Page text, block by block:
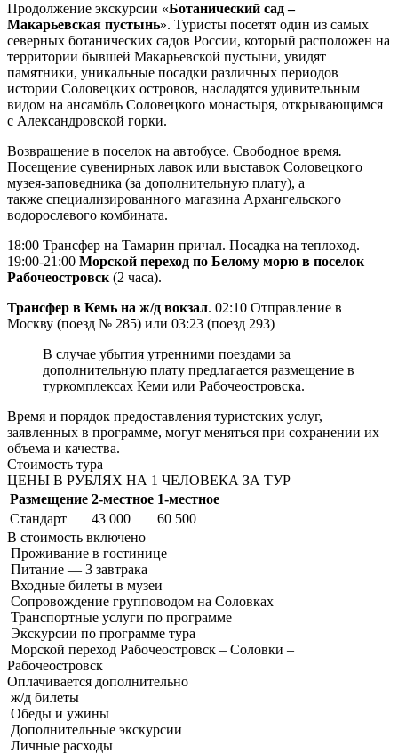
Продолжение экскурсии «Ботанический сад –
Макарьевская пустынь». Туристы посетят один из самых
северных ботанических садов России, который расположен на
территории бывшей Макарьевской пустыни, увидят
памятники, уникальные посадки различных периодов
истории Соловецких островов, насладятся удивительным
видом на ансамбль Соловецкого монастыря, открывающимся
с Александровской горки.
Возвращение в поселок на автобусе. Свободное время.
Посещение сувенирных лавок или выставок Соловецкого
музея-заповедника (за дополнительную плату), а
также специализированного магазина Архангельского
водорослевого комбината.
18:00 Трансфер на Тамарин причал. Посадка на теплоход.
19:00-21:00 Морской переход по Белому морю в поселок
Рабочеостровск (2 часа).
Трансфер в Кемь на ж/д вокзал. 02:10 Отправление в
Москву (поезд № 285) или 03:23 (поезд 293)
В случае убытия утренними поездами за
дополнительную плату предлагается размещение в
туркомплексах Кеми или Рабочеостровска.
Время и порядок предоставления туристских услуг,
заявленных в программе, могут меняться при сохранении их
объема и качества.
Стоимость тура
ЦЕНЫ В РУБЛЯХ НА 1 ЧЕЛОВЕКА ЗА ТУР
Размещение 2-местное 1-местное
Стандарт
43 000
60 500
В стоимость включено
Проживание в гостинице
Питание — 3 завтрака
Входные билеты в музеи
Сопровождение групповодом на Соловках
Транспортные услуги по программе
Экскурсии по программе тура
Морской переход Рабочеостровск – Соловки –
Рабочеостровск
Оплачивается дополнительно
ж/д билеты
Обеды и ужины
Дополнительные экскурсии
Личные расходы